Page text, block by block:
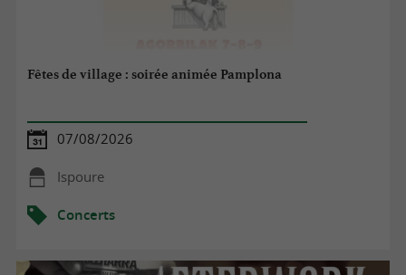
Fêtes de village : soirée animée Pamplona
07/08/2026
Ispoure
Concerts